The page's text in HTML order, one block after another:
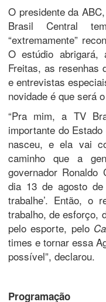
O presidente da
Brasil Central
“extremamente”
O estúdio abrigará,
Freitas, as resenhas
e entrevistas
novidade é que será
“Pra mim, a TV
importante do
nasceu, e ela vai
caminho que a
governador Ronaldo
dia 13 de agosto
trabalhe’. Então, o
trabalho, de esforço,
pelo esporte, pelo
times e tornar essa
possível”, declarou.
Programação